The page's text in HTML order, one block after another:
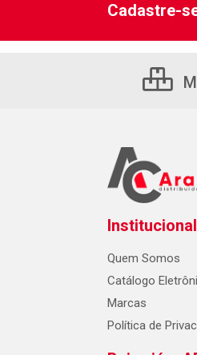
Cadastre-
Institucional
Quem Somos
Catálogo
Marcas
Política de